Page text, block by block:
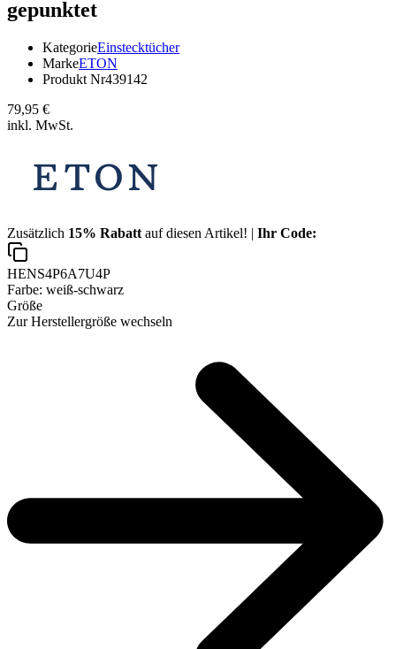
gepunktet
KategorieEinstecktücher
MarkeETON
Produkt Nr439142
79,95 €
inkl. MwSt.
Zusätzlich 15% Rabatt auf diesen Artikel! | Ihr Code:
HENS4P6A7U4P
Farbe: weiß-schwarz
Größe
Zur Herstellergröße wechseln